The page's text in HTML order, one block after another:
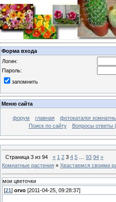
Форма входа
Логин:
Пароль:
запомнить
Меню сайта
форум главная фотокаталог
Поиск по сайту
Вопросы ответы
Страница 3 из 94 « 1 2 3 4 5 93 94 »
Комнатные растения » Хвастаемся своими
мои цветочки
[21] orvo [2011-04-25, 09:28:37]